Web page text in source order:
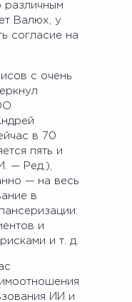
различным
Валюх, у
согласие на
с очень
в 70
пять и
— Ред.),
— на весь
в
и
и т. д.
ИИ и